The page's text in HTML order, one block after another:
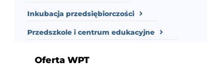
Oferta WPT
Inkubacja przedsiębiorczości
Przedszkole i centrum edukacyjne